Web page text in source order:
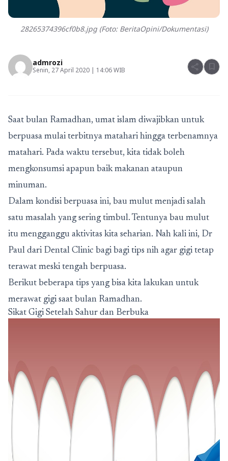
28265374396cf0b8.jpg (Foto: BeritaOpini/Dokumentasi)
admrozi
Senin, 27 April 2020 | 14:06 WIB share bookmark
Saat bulan Ramadhan, umat islam diwajibkan untuk
berpuasa mulai terbitnya matahari hingga terbenamnya
matahari. Pada waktu tersebut, kita tidak boleh
mengkonsumsi apapun baik makanan ataupun
minuman.
Dalam kondisi berpuasa ini, bau mulut menjadi salah
satu masalah yang sering timbul. Tentunya bau mulut
itu mengganggu aktivitas kita seharian. Nah kali ini, Dr
Paul dari Dental Clinic bagi bagi tips nih agar gigi tetap
terawat meski tengah berpuasa.
Berikut beberapa tips yang bisa kita lakukan untuk
merawat gigi saat bulan Ramadhan.
Sikat Gigi Setelah Sahur dan Berbuka